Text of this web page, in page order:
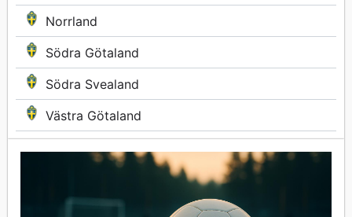
Norrland
Södra Götaland
Södra Svealand
Västra Götaland